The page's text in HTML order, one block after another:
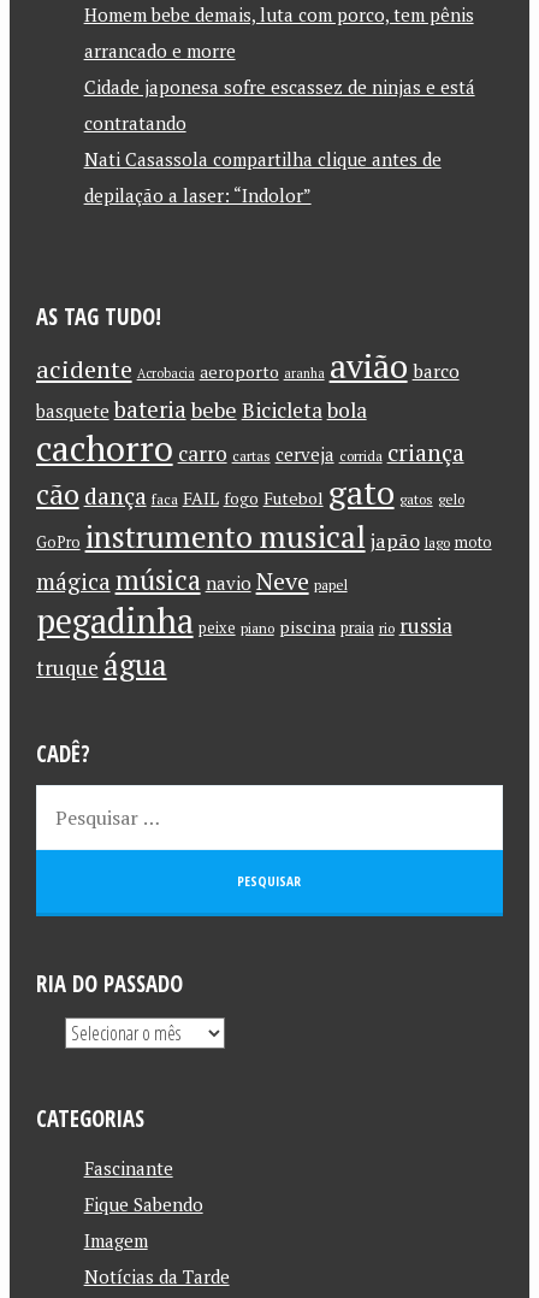
Homem bebe demais, luta com porco, tem pênis
arrancado e morre
Cidade japonesa sofre escassez de ninjas e está
contratando
Nati Casassola compartilha clique antes de
depilação a laser: “Indolor”
AS TAG TUDO!
acidente Acrobacia aeroporto aranha avião barco
basquete bateria bebe Bicicletabola
cachorro carro cartas cerveja corrida criança
cão dança faca FAIL fogo Futebol gato gatos gelo
GoPro instrumento musical japão lago moto
mágica música navio Neve papel
pegadinha peixe piano piscina praia rio russia
truque água
CADÊ?
RIA DO PASSADO
CATEGORIAS
Fascinante
Fique Sabendo
Imagem
Notícias da Tarde